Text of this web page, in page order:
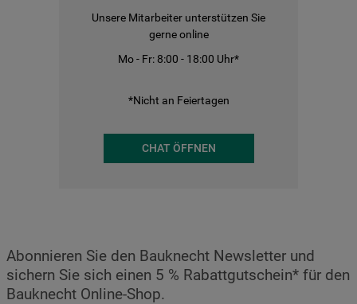
Unsere Mitarbeiter unterstützen Sie
gerne online
Mo - Fr: 8:00 - 18:00 Uhr*
*Nicht an Feiertagen
CHAT ÖFFNEN
Abonnieren Sie den Bauknecht Newsletter und
sichern Sie sich einen 5 % Rabattgutschein* für den
Bauknecht Online-Shop.